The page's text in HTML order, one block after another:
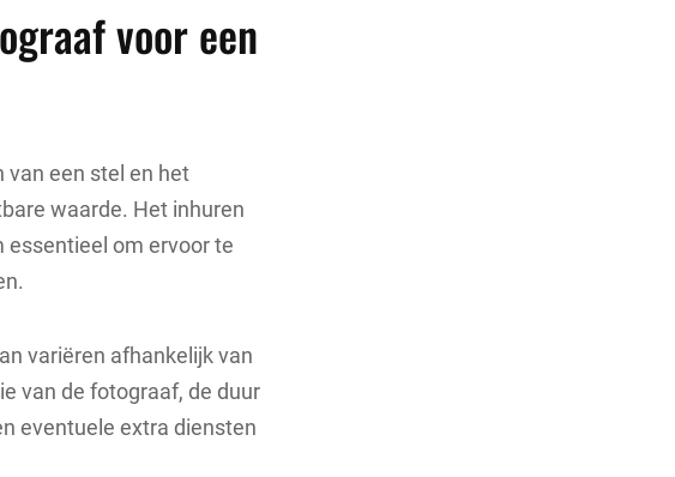
voor een
van een stel en het
waarde. Het inhuren
essentieel om ervoor te
variëren afhankelijk van
van de fotograaf, de duur
eventuele extra diensten